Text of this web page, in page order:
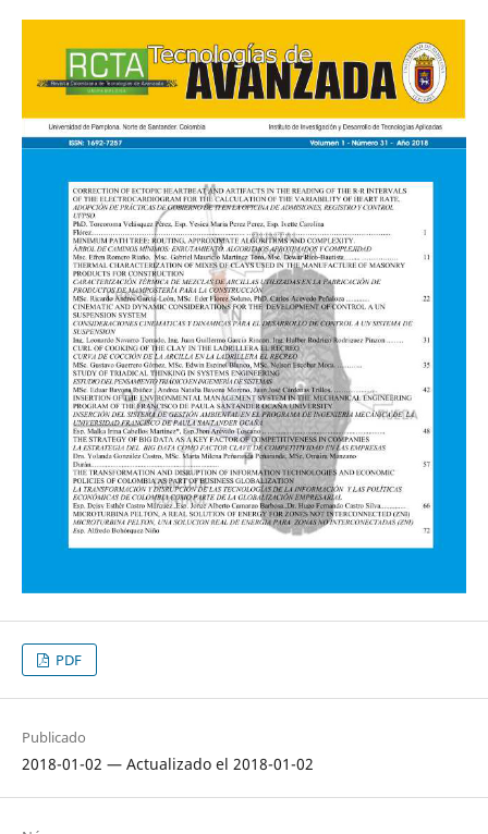
PDF
Publicado
2018-01-02 — Actualizado el 2018-01-02